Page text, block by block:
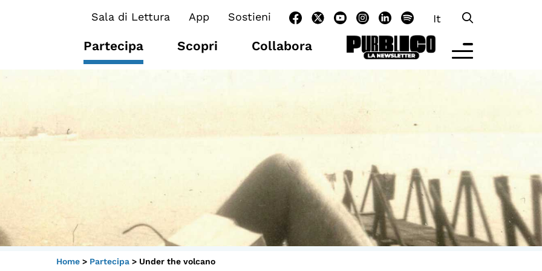
Sala di Lettura App Sostieni It
Partecipa Scopri Collabora
I CONTENUTI
Pubblicazioni
Storie di Resistenza, ottant’anni
OLTRE LA SCUOLA
Attività per bambine e bambini
Programmi per le scuole
Under25
Classici del Pensiero Politico
Home> Partecipa> Under the volcano